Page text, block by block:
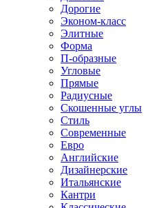
Дорогие
Эконом-класс
Элитные
Форма
П-образные
Угловые
Прямые
Радиусные
Скошенные углы
Стиль
Современные
Евро
Английские
Дизайнерские
Итальянские
Кантри